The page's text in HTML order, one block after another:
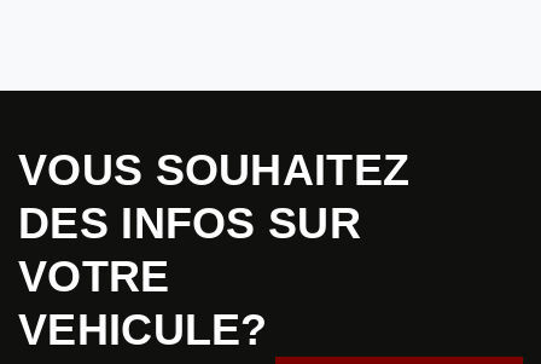
VOUS SOUHAITEZ
DES INFOS SUR
VOTRE
VEHICULE?